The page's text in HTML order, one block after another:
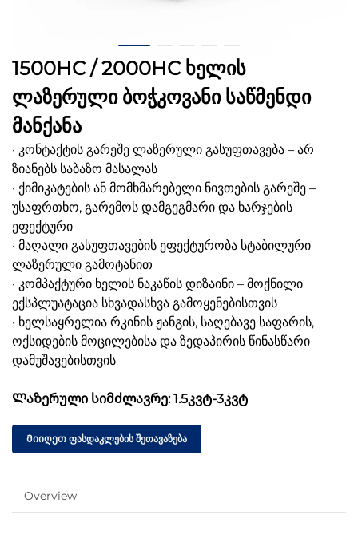
1500HC / 2000HC ხელის
ლაზერული ბოჭკოვანი საწმენდი
მანქანა
· კონტაქტის გარეშე ლაზერული გასუფთავება – არ
ზიანებს საბაზო მასალას
· ქიმიკატების ან მომხმარებელი ნივთების გარეშე –
უსაფრთხო, გარემოს დამგეგმარი და ხარჯების
ეფექტური
· მაღალი გასუფთავების ეფექტურობა სტაბილური
ლაზერული გამოტანით
· კომპაქტური ხელის ნაკაწის დიზაინი – მოქნილი
ექსპლუატაცია სხვადასხვა გამოყენებისთვის
· ხელსაყრელია რკინის ჟანგის, საღებავე საფარის,
ოქსიდების მოცილებისა და ზედაპირის წინასწარი
დამუშავებისთვის
Ლაზერული სიმძლავრე: 1.5კვტ-3კვტ
Მიიღეთ ფასდაკლების შეთავაზება
Overview